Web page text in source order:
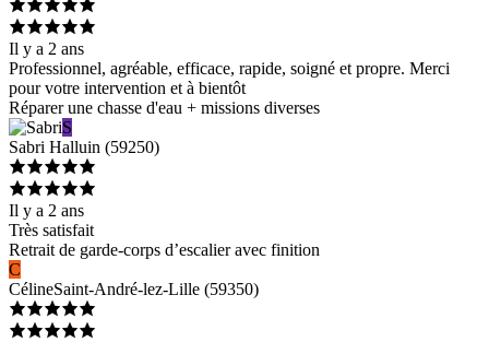
Il y a 2 ans
Professionnel, agréable, efficace, rapide, soigné et propre. Merci
pour votre intervention et à bientôt
Réparer une chasse d'eau + missions diverses
S
Sabri Halluin (59250)
Il y a 2 ans
Très satisfait
Retrait de garde-corps d’escalier avec finition
C
CélineSaint-André-lez-Lille (59350)